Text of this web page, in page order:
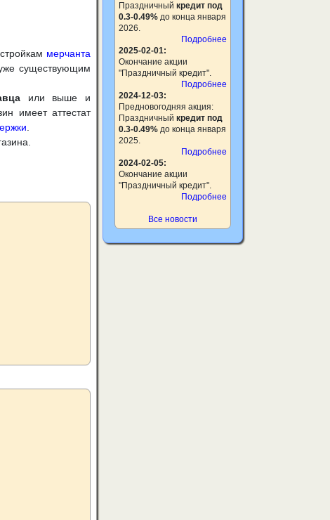
мерчанта
существующим
или выше и
имеет аттестат
Праздничный кредит под
0.3-0.49% до конца января
2026.
Подробнее
2025-02-01:
Окончание акции
"Праздничный кредит".
Подробнее
2024-12-03:
Предновогодняя акция:
Праздничный кредит под
0.3-0.49% до конца января
2025.
Подробнее
2024-02-05:
Окончание акции
"Праздничный кредит".
Подробнее
Все новости